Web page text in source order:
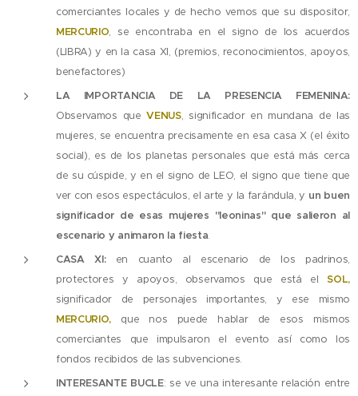
comerciantes locales y de hecho vemos que su dispositor,
MERCURIO, se encontraba en el signo de los acuerdos
(LIBRA) y en la casa XI, (premios, reconocimientos, apoyos,
benefactores)
LA IMPORTANCIA DE LA PRESENCIA FEMENINA:
Observamos queVENUS, significador en mundana de las
mujeres, se encuentra precisamente en esa casa X (el éxito
social), es de los planetas personales que está más cerca
de su cúspide, y en el signo de LEO, el signo que tiene que
ver con esos espectáculos, el arte y la farándula, y un buen
significador de esas mujeres "leoninas" que salieron al
escenario y animaron la fiesta.
CASA XI:en cuanto al escenario de los padrinos,
protectores y apoyos, observamos que está elSOL,
significador de personajes importantes, y ese mismo
MERCURIO, que nos puede hablar de esos mismos
comerciantes que impulsaron el evento así como los
fondos recibidos de las subvenciones.
INTERESANTE BUCLE: se ve una interesante relación entre